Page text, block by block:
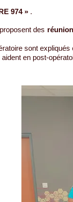
974 » .
des
sont expliqués
en post-